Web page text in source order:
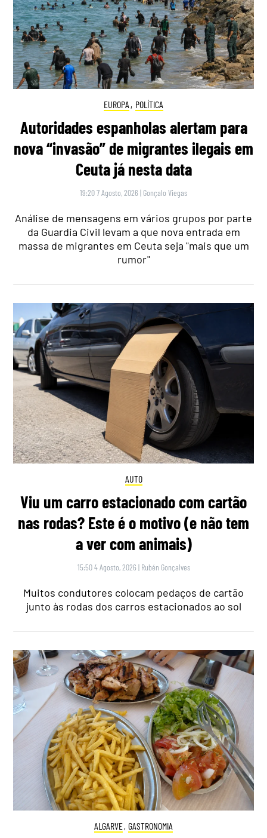
EUROPA , POLÍTICA
Autoridades espanholas alertam para
nova “invasão” de migrantes ilegais em
Ceuta já nesta data
19:20 7 Agosto, 2026 | Gonçalo Viegas
Análise de mensagens em vários grupos por parte
da Guardia Civil levam a que nova entrada em
massa de migrantes em Ceuta seja "mais que um
rumor"
AUTO
Viu um carro estacionado com cartão
nas rodas? Este é o motivo (e não tem
a ver com animais)
15:50 4 Agosto, 2026 | Rubén Gonçalves
Muitos condutores colocam pedaços de cartão
junto às rodas dos carros estacionados ao sol
ALGARVE, GASTRONOMIA